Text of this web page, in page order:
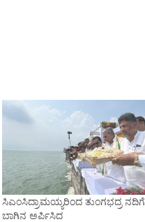
ಸಿಎಂಸಿದ್ರಾಮಯ್ಯರಿಂದ ತುಂಗಭದ್ರ ನದಿಗೆ
ಬಾಗಿನ ಅರ್ಪಿಸಿದ